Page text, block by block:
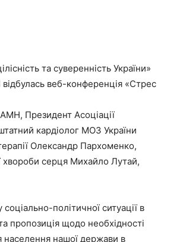
та суверенність України»
веб-конференція «Стрес
Президент Асоціації
кардіолог МОЗ України
Олександр Пархоменко,
хвороби серця Михайло Лутай,
політичної ситуації в
пропозиція щодо необхідності
населення нашої держави в